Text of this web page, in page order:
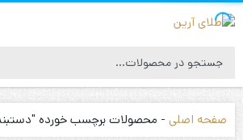
صفحه اصلی - محصولات برچسب خورده